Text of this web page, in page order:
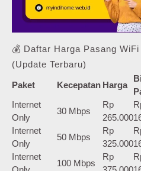
💰 Daftar Harga Pasang
(Update Terbaru)
Paket Kecepatan Harga
Internet
Only
30 Mbps
Rp
265.000
Internet
Only
50 Mbps
Rp
325.000
Internet
100 Mbps
Rp